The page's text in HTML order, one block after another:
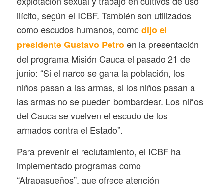
ilícito, según el ICBF. También son utilizados
como escudos humanos, como dijo el
presidente Gustavo Petroen la presentación
del programa Misión Cauca el pasado 21 de
junio: “Si el narco se gana la población, los
niños pasan a las armas, si los niños pasan a
las armas no se pueden bombardear. Los niños
del Cauca se vuelven el escudo de los
armados contra el Estado”.
Para prevenir el reclutamiento, el ICBF ha
implementado programas como
“Atrapasueños”, que ofrece atención